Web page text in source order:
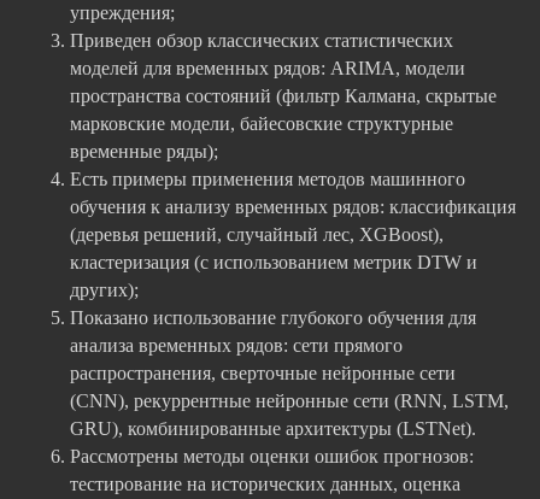
упреждения;
Приведен обзор классических статистических
моделей для временных рядов: ARIMA, модели
пространства состояний (фильтр Калмана, скрытые
марковские модели, байесовские структурные
временные ряды);
Есть примеры применения методов машинного
обучения к анализу временных рядов: классификация
(деревья решений, случайный лес, XGBoost),
кластеризация (с использованием метрик DTW и
других);
Показано использование глубокого обучения для
анализа временных рядов: сети прямого
распространения, сверточные нейронные сети
(CNN), рекуррентные нейронные сети (RNN, LSTM,
GRU), комбинированные архитектуры (LSTNet).
Рассмотрены методы оценки ошибок прогнозов:
тестирование на исторических данных, оценка